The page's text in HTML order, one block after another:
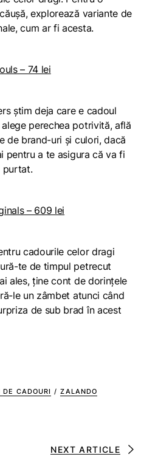
explorează variante de
cum ar fi acesta.
– 74 lei
știm deja care e cadoul
perechea potrivită, află
de brand-uri și culori, dacă
pentru a te asigura că va fi
purtat.
– 609 lei
cadourile celor dragi
te de timpul petrecut
ales, ține cont de dorințele
le un zâmbet atunci când
de sub brad în acest
DE CADOURI / ZALANDO
NEXT ARTICLE